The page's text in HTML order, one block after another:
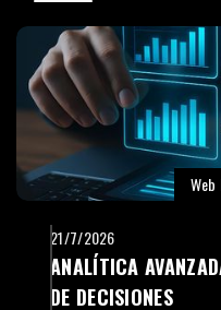
21/7/2026
ANALÍTICA
DE DECISIONES